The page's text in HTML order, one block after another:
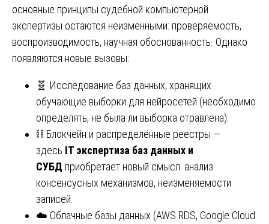
основные принципы судебной компьютерной
экспертизы остаются неизменными: проверяемость,
воспроизводимость, научная обоснованность. Однако
появляются новые вызовы:
🧬 Исследование баз данных, хранящих
обучающие выборки для нейросетей (необходимо
определять, не была ли выборка отравлена).
⛓️ Блокчейн и распределённые реестры —
здесь IT экспертиза баз данных и
СУБД приобретает новый смысл: анализ
консенсусных механизмов, неизменяемости
записей.
☁️ Облачные базы данных (AWS RDS, Google Cloud